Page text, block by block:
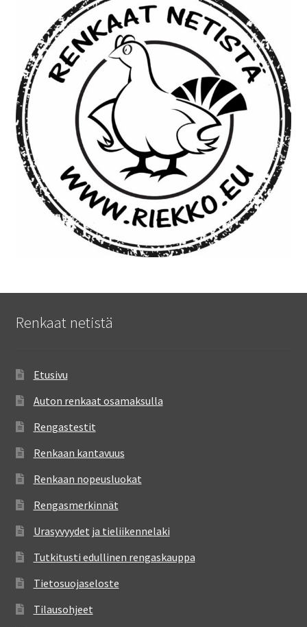
Renkaat netistä
Etusivu
Auton renkaat osamaksulla
Rengastestit
Renkaan kantavuus
Renkaan nopeusluokat
Rengasmerkinnät
Urasyvyydet ja tieliikennelaki
Tutkitusti edullinen rengaskauppa
Tietosuojaseloste
Tilausohjeet